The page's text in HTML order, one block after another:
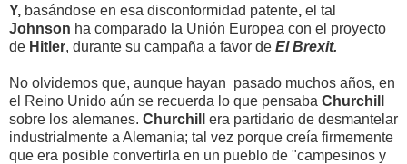
Y, basándose en esa disconformidad patente, el tal
Johnson ha comparado la Unión Europea con el proyecto
de Hitler, durante su campaña a favor de El Brexit.
No olvidemos que, aunque hayan pasado muchos años, en
el Reino Unido aún se recuerda lo que pensaba Churchill
sobre los alemanes. Churchill
era partidario de desmantelar
industrialmente a Alemania; tal vez porque creía firmemente
que era posible convertirla en un pueblo de "campesinos y